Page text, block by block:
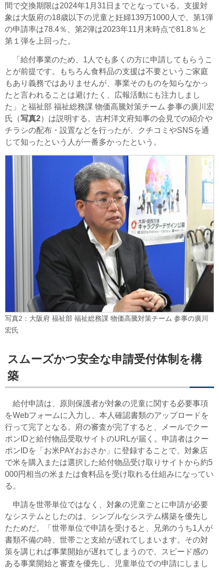
間で交換期限は2024年1月31日までとなっている。支援対
象は大阪府の18歳以下の児童と妊婦139万1000人で、第1弾
の申請率は78.4％、第2弾は2023年11月末時点で81.8％と
第１弾を上回った。
「給付事業のため、1人でも多くの方に申請してもらうこ
とが前提です。もちろん食料品の支援は不要というご家庭
もあり義務ではありませんが、事業そのものを知らなかっ
たと言われることは避けたく、広報活動にも注力しまし
た」と福祉部 福祉総務課 物価高騰対策チーム 参事の廣川宏
氏（写真2）は説明する。吉村洋文府知事の会見での紹介や
チラシの配布・設置などを行ったが、クチコミやSNSを通
じて知ったという人が一番多かったという。
写真2：大阪府 福祉部 福祉総務課 物価高騰対策チーム 参事の廣川
宏氏
スムーズかつ安全な申請受付体制を構
築
給付申請は、原則保護者が対象の児童に関する必要事項
をWebフォームに入力し、本人確認書類のアップロードを
行って完了となる。府の審査が完了すると、メールでクー
ポンIDと給付物品受取サイトのURLが届く。申請者はクー
ポンIDを「お米PAYおおさか」に登録することで、対象店
で米を購入または選択した給付物品受け取りサイトから約5
000円相当の米または食料品を受け取れる仕組みになってい
る。
申請を世帯単位ではなく、対象の児童ごとに申請が必要
なシステムとしたのは、シンプルなシステム構築を優先し
たためだ。「世帯単位で申請を受けると、兄弟のうち1人が
書類不備の時、世帯ごと支給が遅れてしまいます。その対
策を講じれば事業開始が遅れてしまうので、スピード感の
ある事業開始と審査を優先し、児童単位での申請にしまし